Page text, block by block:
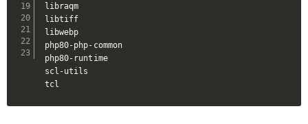
libraqm
libtiff
libwebp
php80-php-common
php80-runtime
scl-utils
tcl